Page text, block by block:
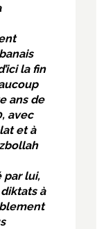
la fin
ans de
avec
et à
par lui,
à